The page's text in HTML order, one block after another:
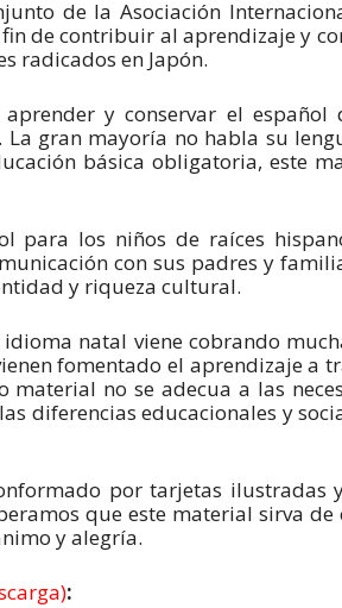
de la Asociación
de contribuir al aprendizaje y
radicados en Japón.
y conservar el
gran mayoría no habla su
básica obligatoria, este
para los niños de raíces
con sus padres y
y riqueza cultural.
natal viene cobrando
fomentado el aprendizaje a
no se adecua a las
diferencias educacionales y
por tarjetas ilustradas
que este material sirva
y alegría.
: